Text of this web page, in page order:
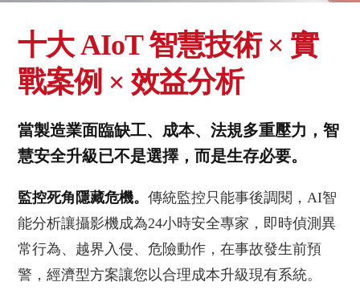
十大 AIoT 智慧技術 × 實
戰案例 × 效益分析
當製造業面臨缺工、成本、法規多重壓力，智
慧安全升級已不是選擇，而是生存必要。
監控死角隱藏危機。傳統監控只能事後調閱，AI智
能分析讓攝影機成為24小時安全專家，即時偵測異
常行為、越界入侵、危險動作，在事故發生前預
警，經濟型方案讓您以合理成本升級現有系統。